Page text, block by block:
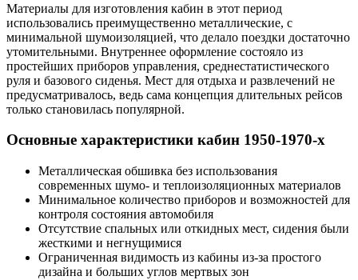
Материалы для изготовления кабин в этот период
использовались преимущественно металлические, с
минимальной шумоизоляцией, что делало поездки достаточно
утомительными. Внутреннее оформление состояло из
простейших приборов управления, среднестатистического
руля и базового сиденья. Мест для отдыха и развлечений не
предусматривалось, ведь сама концепция длительных рейсов
только становилась популярной.
Основные характеристики кабин 1950-1970-х
Металлическая обшивка без использования
современных шумо- и теплоизоляционных материалов
Минимальное количество приборов и возможностей для
контроля состояния автомобиля
Отсутствие спальных или откидных мест, сидения были
жесткими и негнущимися
Ограниченная видимость из кабины из-за простого
дизайна и больших углов мертвых зон